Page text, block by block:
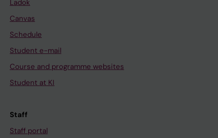
Ladok
Canvas
Schedule
Student e-mail
Course and programme websites
Student at KI
Staff
Staff portal